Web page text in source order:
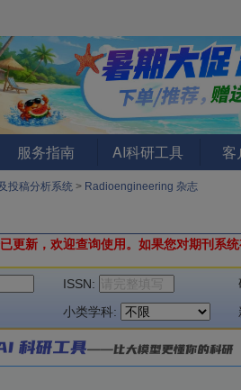
服务指南 AI科研工具 客
投稿分析系统 > Radioengineering 杂志
更新，欢迎查询使用。 如果您对期刊系
ISSN:
小类学科: